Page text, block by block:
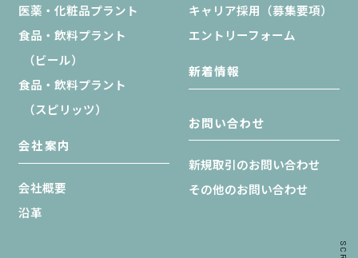
医薬・化粧品プラント
食品・飲料プラント
（ビール）
食品・飲料プラント
（スピリッツ）
会社案内
会社概要
沿革
キャリア採用（募集要項）
エントリーフォーム
新着情報
お問い合わせ
新規取引のお問い合わせ
その他のお問い合わせ